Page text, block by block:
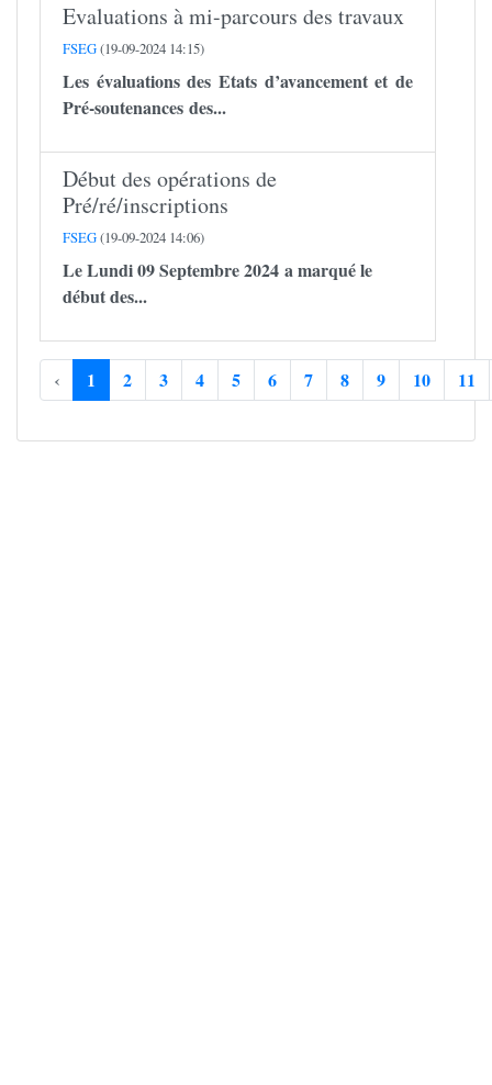
Evaluations à mi-parcours des travaux
FSEG(19-09-2024 14:15)
Les évaluations des Etats d’avancement et de
Pré-soutenances des...
Début des opérations de
Pré/ré/inscriptions
FSEG(19-09-2024 14:06)
Le Lundi 09 Septembre 2024 a marqué le
début des...
‹ 1 2 3 4 5 6 7 8 9 10 11